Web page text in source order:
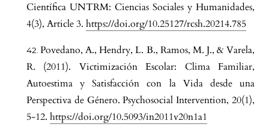
Científica UNTRM: Ciencias Sociales y Humanidades,
4(3), Article 3. https://doi.org/10.25127/rcsh.20214.785
Povedano, A., Hendry, L. B., Ramos, M. J., & Varela,
R. (2011). Victimización Escolar: Clima Familiar,
Autoestima y Satisfacción con la Vida desde una
Perspectiva de Género. Psychosocial Intervention, 20(1),
5-12. https://doi.org/10.5093/in2011v20n1a1